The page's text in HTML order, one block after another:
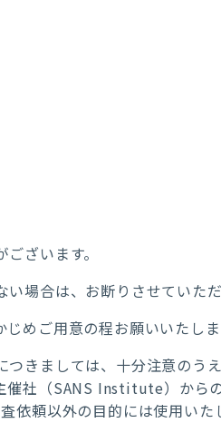
ざいます。
場合は、お断りさせていただ
めご用意の程お願いいたしま
きましては、十分注意のう
催社（SANS Institute）から
依頼以外の目的には使用いた